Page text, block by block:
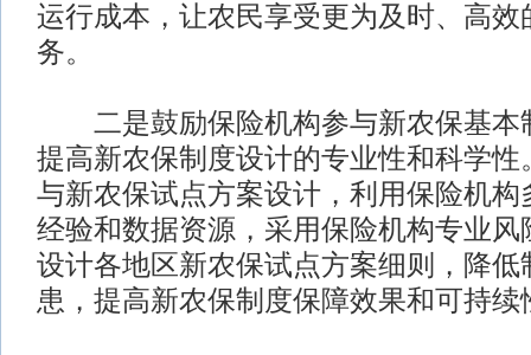
运行成本，让农民享受更为及时、高效
务。
二是鼓励保险机构参与新农保基本
提高新农保制度设计的专业性和科学性
与新农保试点方案设计，利用保险机构
经验和数据资源，采用保险机构专业风
设计各地区新农保试点方案细则，降低
患，提高新农保制度保障效果和可持续